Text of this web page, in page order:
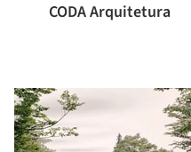
CODA Arquitetura